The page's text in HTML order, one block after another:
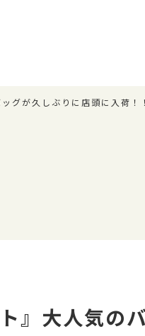
グが久しぶりに店頭に入荷！！
ト』大人気の